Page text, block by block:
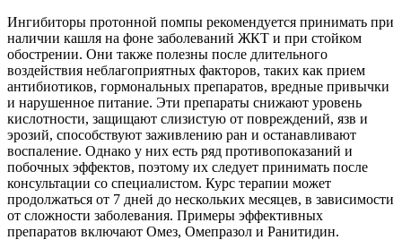
Ингибиторы протонной помпы рекомендуется принимать при
наличии кашля на фоне заболеваний ЖКТ и при стойком
обострении. Они также полезны после длительного
воздействия неблагоприятных факторов, таких как прием
антибиотиков, гормональных препаратов, вредные привычки
и нарушенное питание. Эти препараты снижают уровень
кислотности, защищают слизистую от повреждений, язв и
эрозий, способствуют заживлению ран и останавливают
воспаление. Однако у них есть ряд противопоказаний и
побочных эффектов, поэтому их следует принимать после
консультации со специалистом. Курс терапии может
продолжаться от 7 дней до нескольких месяцев, в зависимости
от сложности заболевания. Примеры эффективных
препаратов включают Омез, Омепразол и Ранитидин.